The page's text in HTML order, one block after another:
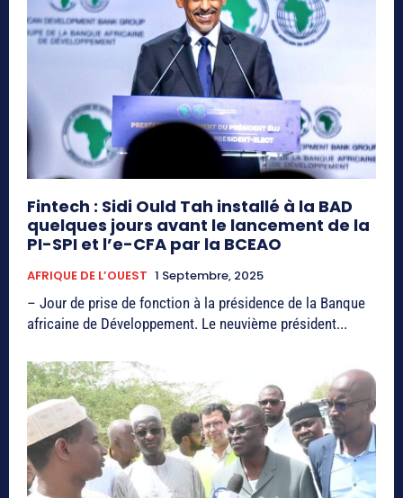
Fintech : Sidi Ould Tah installé à la BAD
quelques jours avant le lancement de la
PI-SPI et l’e-CFA par la BCEAO
AFRIQUE DE L’OUEST 1 Septembre, 2025
– Jour de prise de fonction à la présidence de la Banque
africaine de Développement. Le neuvième président...